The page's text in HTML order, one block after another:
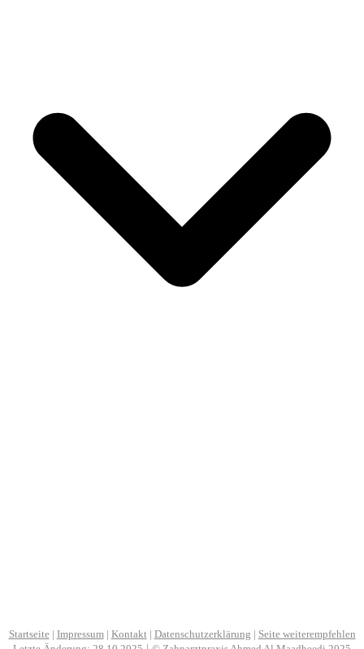
Startseite| Impressum| Kontakt| Datenschutzerklärung | Seite weiterempfehlen